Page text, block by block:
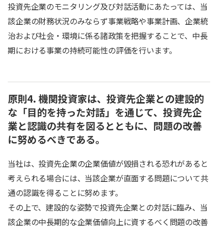
投資先企業のモニタリング及び対話活動にあたっては、当
該企業の財務状況のみならず事業戦略や事業計画、企業統
治および社会・環境に係る諸政策を把握することで、中長
期における事業の持続可能性の評価を行います。
原則4. 機関投資家は、投資先企業との建設的
な「目的を持った対話」を通じて、投資先企
業と認識の共有を図るとともに、問題の改善
に努めるべきである。
当社は、投資先企業の企業価値が毀損される恐れがあると
考えられる場合には、当該企業が直面する問題について共
通の認識を得ることに努めます。
その上で、建設的な姿勢で投資先企業との対話に臨み、当
該企業の中長期的な企業価値向上に資するべく問題の改善